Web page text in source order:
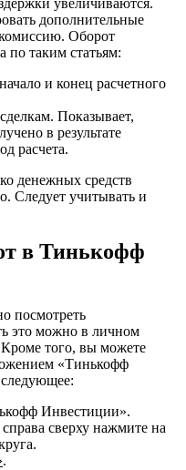
увеличиваются.
дополнительные
Оборот
по таким статьям:
и конец расчетного
Показывает,
в результате
расчета.
денежных средств
Следует учитывать и
в Тинькофф
посмотреть
это можно в личном
того, вы можете
«Тинькофф
Инвестиции».
сверху нажмите на
.